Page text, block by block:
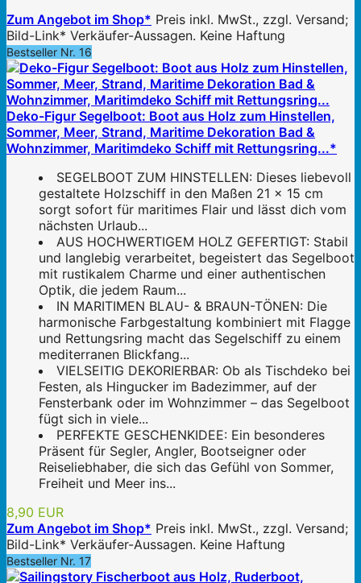
Zum Angebot im Shop* Preis inkl. MwSt., zzgl. Versand;
Bild-Link* Verkäufer-Aussagen. Keine Haftung
Bestseller Nr. 16
Deko-Figur Segelboot: Boot aus Holz zum Hinstellen,
Sommer, Meer, Strand, Maritime Dekoration Bad &
Wohnzimmer, Maritimdeko Schiff mit Rettungsring...*
SEGELBOOT ZUM HINSTELLEN: Dieses liebevoll
gestaltete Holzschiff in den Maßen 21 x 15 cm
sorgt sofort für maritimes Flair und lässt dich vom
nächsten Urlaub...
AUS HOCHWERTIGEM HOLZ GEFERTIGT: Stabil
und langlebig verarbeitet, begeistert das Segelboot
mit rustikalem Charme und einer authentischen
Optik, die jedem Raum...
IN MARITIMEN BLAU- & BRAUN-TÖNEN: Die
harmonische Farbgestaltung kombiniert mit Flagge
und Rettungsring macht das Segelschiff zu einem
mediterranen Blickfang...
VIELSEITIG DEKORIERBAR: Ob als Tischdeko bei
Festen, als Hingucker im Badezimmer, auf der
Fensterbank oder im Wohnzimmer – das Segelboot
fügt sich in viele...
PERFEKTE GESCHENKIDEE: Ein besonderes
Präsent für Segler, Angler, Bootseigner oder
Reiseliebhaber, die sich das Gefühl von Sommer,
Freiheit und Meer ins...
8,90 EUR
Zum Angebot im Shop* Preis inkl. MwSt., zzgl. Versand;
Bild-Link* Verkäufer-Aussagen. Keine Haftung
Bestseller Nr. 17